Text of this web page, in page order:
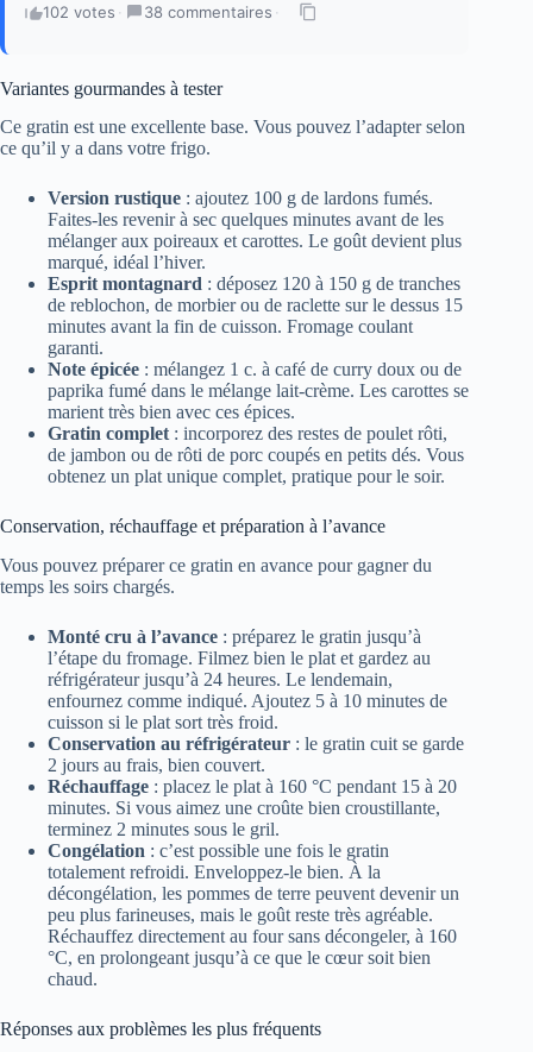
102 votes · 38 commentaires ·
Variantes gourmandes à tester
Ce gratin est une excellente base. Vous pouvez l’adapter selon
ce qu’il y a dans votre frigo.
Version rustique : ajoutez 100 g de lardons fumés.
Faites-les revenir à sec quelques minutes avant de les
mélanger aux poireaux et carottes. Le goût devient plus
marqué, idéal l’hiver.
Esprit montagnard : déposez 120 à 150 g de tranches
de reblochon, de morbier ou de raclette sur le dessus 15
minutes avant la fin de cuisson. Fromage coulant
garanti.
Note épicée : mélangez 1 c. à café de curry doux ou de
paprika fumé dans le mélange lait-crème. Les carottes se
marient très bien avec ces épices.
Gratin complet: incorporez des restes de poulet rôti,
de jambon ou de rôti de porc coupés en petits dés. Vous
obtenez un plat unique complet, pratique pour le soir.
Conservation, réchauffage et préparation à l’avance
Vous pouvez préparer ce gratin en avance pour gagner du
temps les soirs chargés.
Monté cru à l’avance : préparez le gratin jusqu’à
l’étape du fromage. Filmez bien le plat et gardez au
réfrigérateur jusqu’à 24 heures. Le lendemain,
enfournez comme indiqué. Ajoutez 5 à 10 minutes de
cuisson si le plat sort très froid.
Conservation au réfrigérateur : le gratin cuit se garde
2 jours au frais, bien couvert.
Réchauffage : placez le plat à 160 °C pendant 15 à 20
minutes. Si vous aimez une croûte bien croustillante,
terminez 2 minutes sous le gril.
Congélation : c’est possible une fois le gratin
totalement refroidi. Enveloppez-le bien. À la
décongélation, les pommes de terre peuvent devenir un
peu plus farineuses, mais le goût reste très agréable.
Réchauffez directement au four sans décongeler, à 160
°C, en prolongeant jusqu’à ce que le cœur soit bien
chaud.
Réponses aux problèmes les plus fréquents